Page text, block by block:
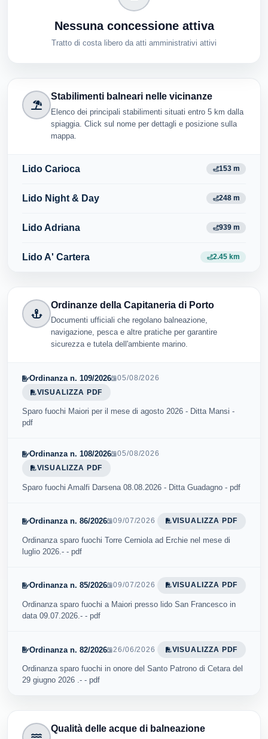
Nessuna concessione attiva
Tratto di costa libero da atti amministrativi attivi
Stabilimenti balneari nelle vicinanze
Elenco dei principali stabilimenti situati entro 5 km dalla
spiaggia. Click sul nome per dettagli e posizione sulla
mappa.
Lido Carioca 153 m
Lido Night & Day 248 m
Lido Adriana 939 m
Lido A' Cartera 2.45 km
Ordinanze della Capitaneria di Porto
Documenti ufficiali che regolano balneazione,
navigazione, pesca e altre pratiche per garantire
sicurezza e tutela dell'ambiente marino.
Ordinanza n. 109/2026
05/08/2026
VISUALIZZA PDF
Sparo fuochi Maiori per il mese di agosto 2026 - Ditta Mansi -
pdf
Ordinanza n. 108/2026
05/08/2026
VISUALIZZA PDF
Sparo fuochi Amalfi Darsena 08.08.2026 - Ditta Guadagno - pdf
Ordinanza n. 86/2026 09/07/2026 VISUALIZZA PDF
Ordinanza sparo fuochi Torre Cerniola ad Erchie nel mese di
luglio 2026.- - pdf
Ordinanza n. 85/2026 09/07/2026 VISUALIZZA PDF
Ordinanza sparo fuochi a Maiori presso lido San Francesco in
data 09.07.2026.- - pdf
Ordinanza n. 82/2026 26/06/2026 VISUALIZZA PDF
Ordinanza sparo fuochi in onore del Santo Patrono di Cetara del
29 giugno 2026 .- - pdf
Qualità delle acque di balneazione